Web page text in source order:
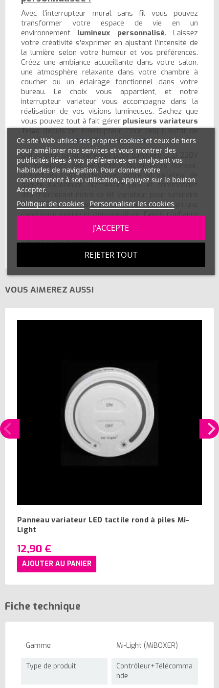
Avec l'interrupteur mural sans fil vous pouvez
transformer votre espace de vie en un
environnement lumineux personnalisé. Laissez
votre créativité s'exprimer en ajustant l'intensité de
la lumière selon votre humeur et vos préférences.
Créez une ambiance accueillante dans votre salon,
une atmosphère relaxante dans votre chambre à
coucher ou un éclairage fonctionnel dans votre
bureau. Le choix vous appartient, et notre
interrupteur variateur vous accompagne dans la
réalisation de vos visions lumineuses. Sachez que
vous pouvez tout à fait gérer plusieurs variateurs
Triacdepuis cet interrupteur. Pour cela il suffit de
prendre le variateur Triac au détail .
Optez pour ce kit variateur pour luminaire LED 220V
et ne laissez pas la lumière dicter votre humeur,
prenez les commandes avec notre kit variateur de
qualité supérieure. N'attendez plus et commandez
dès maintenant notre ce kit variateur pour luminaire
LED 220V pour transformer votre éclairage en une
expérience unique et personnalisée. Faites confiance
à notre expertise et à notre engagement envers la
qualité, et découvrez un éclairage LED parfaitement
adapté à vos besoins.
VOUS AIMEREZ AUSSI
Panneau variateur LED tactile rond à piles Mi-
Light
12,90 €
AJOUTER AU PANIER
Fiche technique
Gamme Mi-Light (MiBOXER)
Type de produit
Contrôleur+Télécomma
nde
Ce site Web utilise ses propres cookies et ceux de tiers
pour améliorer nos services et vous montrer des
publicités liées à vos préférences en analysant vos
habitudes de navigation. Pour donner votre
consentement à son utilisation, appuyez sur le bouton
Accepter.
Politique de cookies Personnaliser les cookies
REJETER TOUT
J'ACCEPTE